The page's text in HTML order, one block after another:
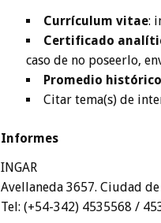
Currículum vitae:
Certificado
caso de no poseerlo,
Promedio histórico
Citar tema(s) de
Informes
INGAR
Avellaneda 3657. Ciudad
Tel: (+54-342) 4535568 /